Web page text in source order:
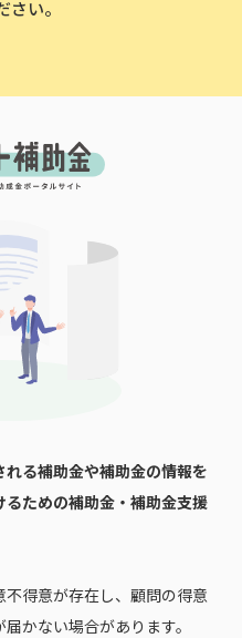
い。
れる補助金や補助金の情報を
ための補助金・補助金支援
得意が存在し、顧問の得意
かない場合があります。